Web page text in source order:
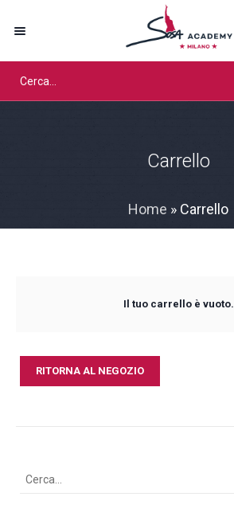
Carrello
Home » Carrello
Il tuo carrello è vuoto.
RITORNA AL NEGOZIO